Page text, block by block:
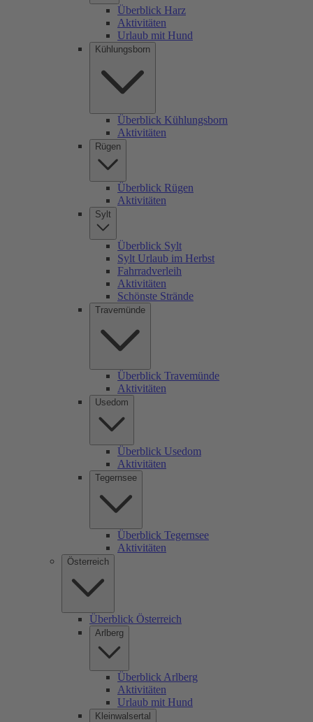
Überblick Harz
Aktivitäten
Urlaub mit Hund
Kühlungsborn
Überblick Kühlungsborn
Aktivitäten
Rügen
Überblick Rügen
Aktivitäten
Sylt
Überblick Sylt
Sylt Urlaub im Herbst
Fahrradverleih
Aktivitäten
Schönste Strände
Travemünde
Überblick Travemünde
Aktivitäten
Usedom
Überblick Usedom
Aktivitäten
Tegernsee
Überblick Tegernsee
Aktivitäten
Österreich
Überblick Österreich
Arlberg
Überblick Arlberg
Aktivitäten
Urlaub mit Hund
Kleinwalsertal